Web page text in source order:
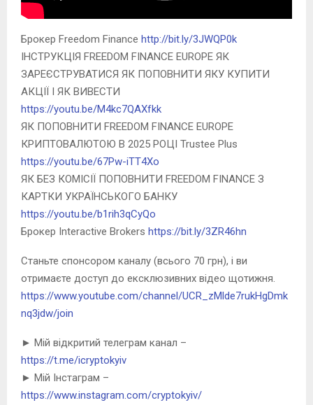
Брокер Freedom Finance http://bit.ly/3JWQP0k
ІНСТРУКЦІЯ FREEDOM FINANCE EUROPE ЯК
ЗАРЕЄСТРУВАТИСЯ ЯК ПОПОВНИТИ ЯКУ КУПИТИ
АКЦІЇ І ЯК ВИВЕСТИ
https://youtu.be/M4kc7QAXfkk
ЯК ПОПОВНИТИ FREEDOM FINANCE EUROPE
КРИПТОВАЛЮТОЮ В 2025 РОЦІ Trustee Plus
https://youtu.be/67Pw-iTT4Xo
ЯК БЕЗ КОМІСІЇ ПОПОВНИТИ FREEDOM FINANCE З
КАРТКИ УКРАЇНСЬКОГО БАНКУ
https://youtu.be/b1rih3qCyQo
Брокер Interactive Brokers https://bit.ly/3ZR46hn
Станьте спонсором каналу (всього 70 грн), і ви
отримаєте доступ до ексклюзивних відео щотижня.
https://www.youtube.com/channel/UCR_zMlde7rukHgDmk
nq3jdw/join
► Мій відкритий телеграм канал –
https://t.me/icryptokyiv
► Мій Інстаграм –
https://www.instagram.com/cryptokyiv/